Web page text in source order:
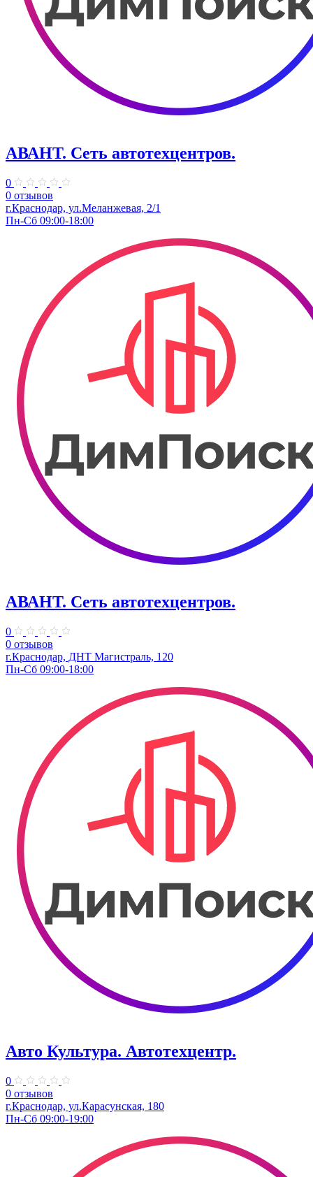
АВАНТ. ​Сеть автотехцентров.
0
0 отзывов
​г.Краснодар, ул.Меланжевая, 2/1
Пн-Сб 09:00-18:00
АВАНТ. ​Сеть автотехцентров.
0
0 отзывов
г.Краснодар, ​ДНТ Магистраль, 120
Пн-Сб 09:00-18:00
Авто Культура. ​Автотехцентр.
0
0 отзывов
​г.Краснодар, ул.Карасунская, 180
Пн-Сб 09:00-19:00